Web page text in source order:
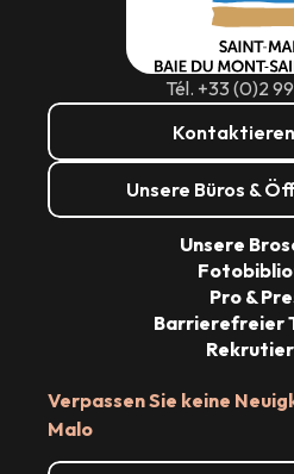
Tél. +33 (0)2
Kontaktieren
Unsere Büros &
Verpassen Sie keine
Malo
Unsere
Pro &
Barrierefreier